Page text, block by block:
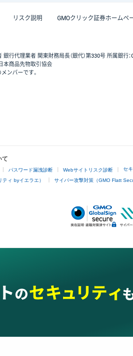
リスク説明 GMOクリック証券ホームペ
行代理業者 関東財務局長（銀代）第330号 所属銀行
本商品先物取引協会
ンバーです。
て
パスワード漏洩診断 Webサイトリスク診断 セ
ィ byイエラエ） サイバー攻撃対策（GMO Flatt